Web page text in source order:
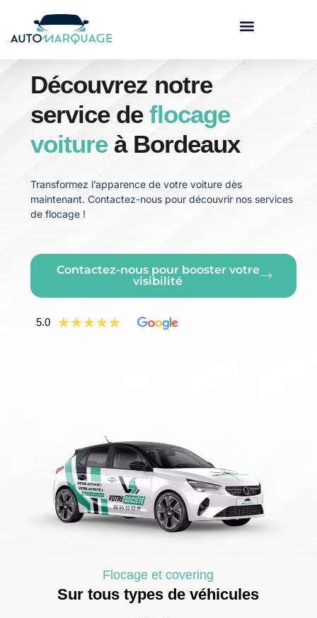
Découvrez notre
service de flocage
voiture à Bordeaux
Transformez l’apparence de votre voiture dès
maintenant. Contactez-nous pour découvrir nos services
de flocage !
Contactez-nous pour booster votre
visibilité
5.0 ★★★★★
Flocage et covering
Sur tous types de véhicules